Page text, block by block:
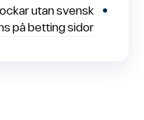
utan svensk
på betting sidor